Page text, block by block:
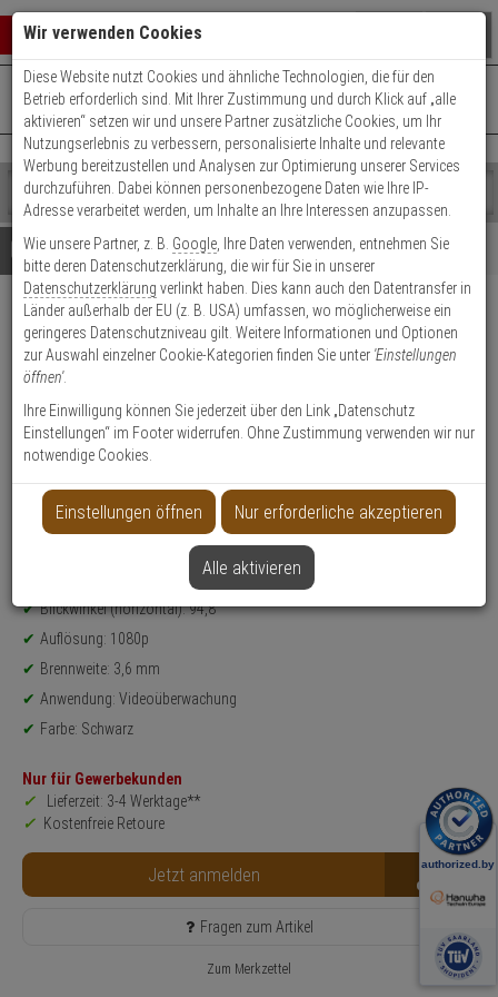
Warenkorb schließen
0 ARTIKEL IM WARENKORB
Ihr Warenkorb ist momentan leer.
Ergebnisse ()
Fertig
Shop
durchsuchen
Bitte
geben
Sie
mindestens
Zeichen
ein,
um
Suche
Es
wurde
noch
Kategorien
Suche
gestartet
+49 (0)821 899 493-0Mo. - Do.: 8:00 - 16:30 | Fr.: 8:00 - 14:00 Uhr
Kontaktservice nutzen
Details Beratung Beliebte 1080p Artikel
Hanwha SLA-2M3600P
Sensor Objektiv Einheit 1080p
Produktmerkmale
Blickwinkel (horizontal): 94,8°
Auflösung: 1080p
Brennweite: 3,6 mm
Anwendung: Videoüberwachung
Farbe: Schwarz
Nur für Gewerbekunden
Lieferzeit: 3-4 Werktage**
Kostenfreie Retoure
Jetzt anmelden B2B
Fragen zum Artikel
Zum Merkzettel
Wir verwenden Cookies
Diese Website nutzt Cookies und ähnliche Technologien, die für den
Betrieb erforderlich sind. Mit Ihrer Zustimmung und durch Klick auf „alle
aktivieren“ setzen wir und unsere Partner zusätzliche Cookies, um Ihr
Nutzungserlebnis zu verbessern, personalisierte Inhalte und relevante
Werbung bereitzustellen und Analysen zur Optimierung unserer Services
durchzuführen. Dabei können personenbezogene Daten wie Ihre IP-
Adresse verarbeitet werden, um Inhalte an Ihre Interessen anzupassen.
Wie unsere Partner, z. B. Google , Ihre Daten verwenden, entnehmen Sie
bitte deren Datenschutzerklärung, die wir für Sie in unserer
Datenschutzerklärung verlinkt haben. Dies kann auch den Datentransfer in
Länder außerhalb der EU (z. B. USA) umfassen, wo möglicherweise ein
geringeres Datenschutzniveau gilt. Weitere Informationen und Optionen
zur Auswahl einzelner Cookie-Kategorien finden Sie unter 'Einstellungen
öffnen'.
Ihre Einwilligung können Sie jederzeit über den Link „Datenschutz
Einstellungen“ im Footer widerrufen. Ohne Zustimmung verwenden wir nur
notwendige Cookies.
Einstellungen öffnen Nur erforderliche akzeptieren
Alle aktivieren